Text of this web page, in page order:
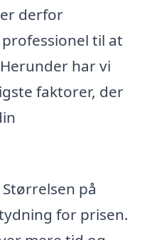
derfor
til at
har vi
faktorer, der
Størrelsen på
for prisen.